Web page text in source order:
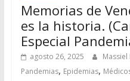
Memorias de
es la historia.
Especial
agosto 26, 2025 Massiel
Pandemias, Epidemias,